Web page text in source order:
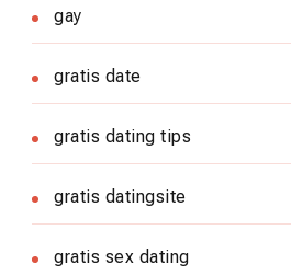
gay
gratis date
gratis dating tips
gratis datingsite
gratis sex dating